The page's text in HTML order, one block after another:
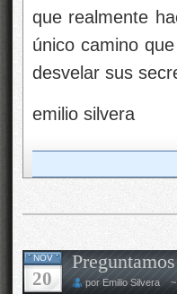
que realmente
único camino
desvelar sus
emilio silvera
NOV
20 por Emilio